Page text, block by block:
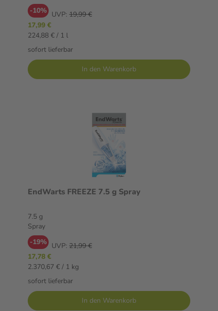
-10% UVP: 19,99 €
17,99 €
224,88 € / 1 l
sofort lieferbar
In den Warenkorb
EndWarts FREEZE 7.5 g Spray
7.5 g
Spray
-19% UVP: 21,99 €
17,78 €
2.370,67 € / 1 kg
sofort lieferbar
In den Warenkorb